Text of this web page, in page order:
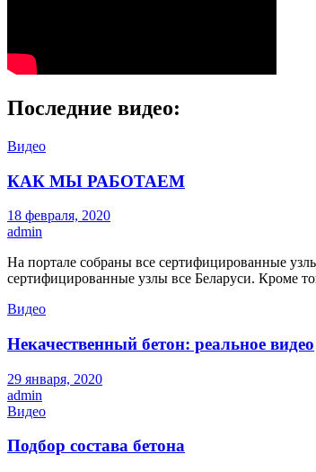
Последние видео:
Видео
КАК МЫ РАБОТАЕМ
18 февраля, 2020
admin
На портале собраны все сертифицированные
сертифицированные узлы все Беларуси. Кроме
Видео
Некачественный бетон: реальное видео
29 января, 2020
admin
Видео
Подбор состава бетона